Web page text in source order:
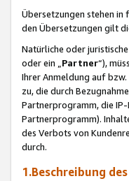
Übersetzungen stehen in
den Übersetzungen gilt
Natürliche oder
oder ein „Partner“),
Ihrer Anmeldung auf
zu, die durch
Partnerprogramm, die
Partnerprogramm).
des Verbots von
durch.
1.Beschreibung